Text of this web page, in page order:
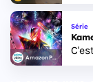
Amazon Prime Video
Série